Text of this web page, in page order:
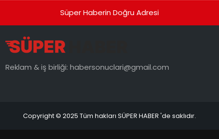
Süper Haberin Doğru Adresi
Reklam & iş birliği:habersonuclari@gmail.com
Copyright © 2025 Tüm hakları SÜPER HABER 'de saklıdır.